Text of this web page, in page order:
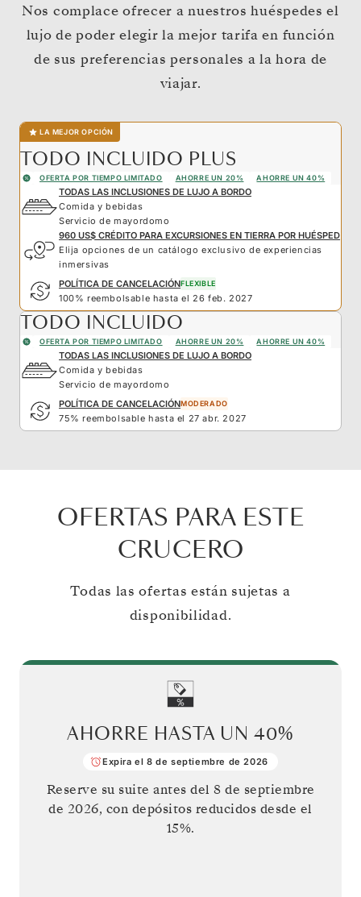
Nos complace ofrecer a nuestros huéspedes el
lujo de poder elegir la mejor tarifa en función
de sus preferencias personales a la hora de
viajar.
LA MEJOR OPCIÓN
TODO INCLUIDO PLUS
OFERTA POR TIEMPO LIMITADO AHORRE UN 20% AHORRE UN 40%
TODAS LAS INCLUSIONES DE LUJO A BORDO
Comida y bebidas
Servicio de mayordomo
960 US$ CRÉDITO PARA EXCURSIONES EN TIERRA POR HUÉSPED
Elija opciones de un catálogo exclusivo de experiencias
inmersivas
POLÍTICA DE CANCELACIÓNFLEXIBLE
100% reembolsable hasta el 26 feb. 2027
TODO INCLUIDO
OFERTA POR TIEMPO LIMITADO AHORRE UN 20% AHORRE UN 40%
TODAS LAS INCLUSIONES DE LUJO A BORDO
Comida y bebidas
Servicio de mayordomo
POLÍTICA DE CANCELACIÓNMODERADO
75% reembolsable hasta el 27 abr. 2027
OFERTAS PARA ESTE
CRUCERO
Todas las ofertas están sujetas a
disponibilidad.
AHORRE HASTA UN 40%
Expira el 8 de septiembre de 2026
Reserve su suite antes del 8 de septiembre
de 2026, con depósitos reducidos desde el
15%.